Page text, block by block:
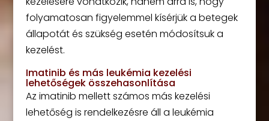
folyamatosan figyelemmel kísérjük a betegek
állapotát és szükség esetén módosítsuk a
kezelést.
Imatinib és más leukémia kezelési
lehetőségek összehasonlítása
Az imatinib mellett számos más kezelési
lehetőség is rendelkezésre áll a leukémia